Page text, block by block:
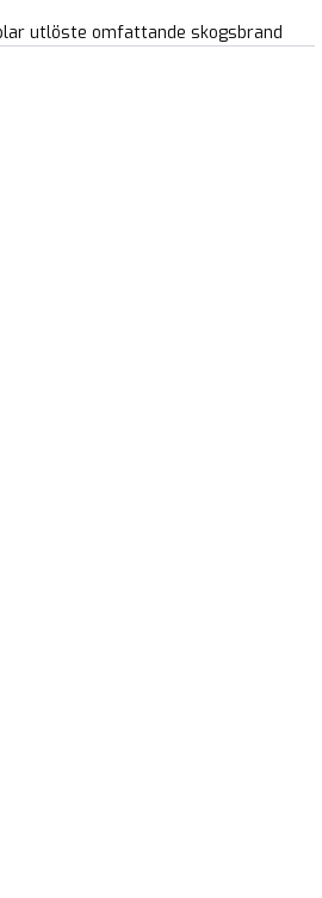
utlöste omfattande skogsbrand